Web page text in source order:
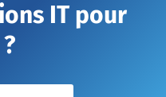
IT pour